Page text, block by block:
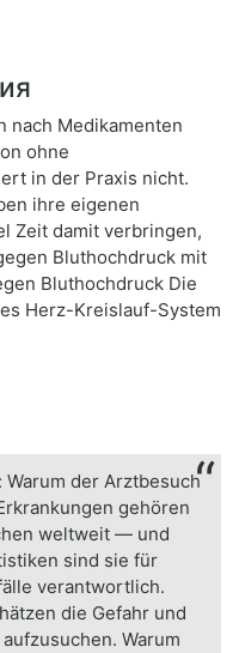
nach Medikamenten
ohne
in der Praxis nicht.
ihre eigenen
Zeit damit verbringen,
Bluthochdruck mit
Bluthochdruck Die
Herz-Kreislauf-System
der Arztbesuch
gehören
weltweit — und
sind sie für
verantwortlich.
die Gefahr und
Warum